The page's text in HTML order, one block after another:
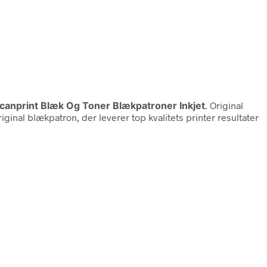
Blæk Og Toner Blækpatroner Inkjet . Original
blækpatron, der leverer top kvalitets printer resultater